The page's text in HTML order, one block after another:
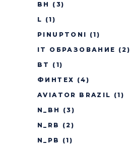
BH
(3)
L (1)
PINUPTONI (1)
IT ОБРАЗОВАНИЕ (2)
BT
(1)
ФИНТЕХ (4)
AVIATOR BRAZIL (1)
N_BH
(3)
N_RB
(2)
N_PB
(1)